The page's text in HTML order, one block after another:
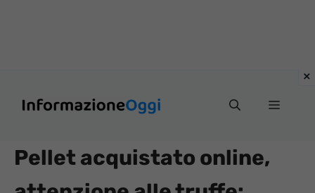
Menu
Pellet acquistato online,